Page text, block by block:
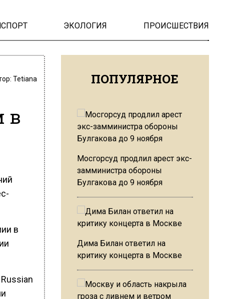
ЭКОЛОГИЯ ПРОИСШЕСТВИЯ
Tetiana
в
в
ПОПУЛЯРНОЕ
Мосгорсуд продлил арест экс-
замминистра обороны
Булгакова до 9 ноября
Дима Билан ответил на
критику концерта в Москве